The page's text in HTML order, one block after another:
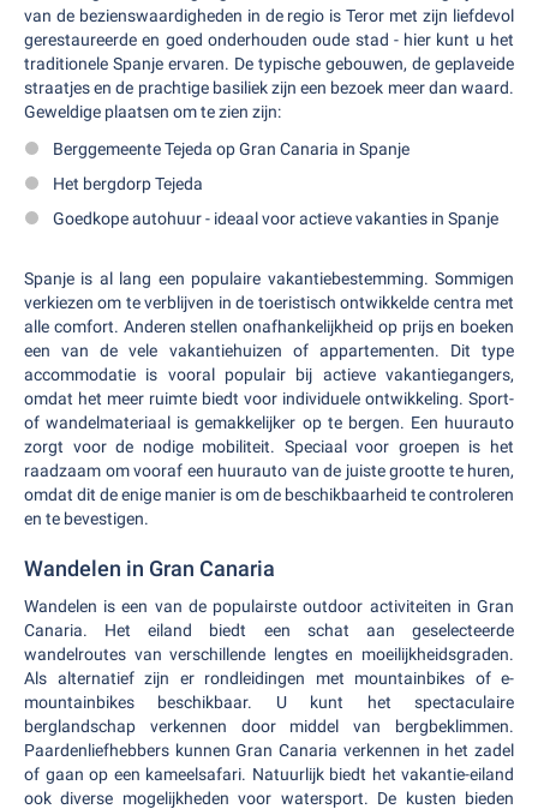
van de bezienswaardigheden in de regio is Teror met zijn liefdevol
gerestaureerde en goed onderhouden oude stad - hier kunt u het
traditionele Spanje ervaren. De typische gebouwen, de geplaveide
straatjes en de prachtige basiliek zijn een bezoek meer dan waard.
Geweldige plaatsen om te zien zijn:
Berggemeente Tejeda op Gran Canaria in Spanje
Het bergdorp Tejeda
Goedkope autohuur - ideaal voor actieve vakanties in Spanje
Spanje is al lang een populaire vakantiebestemming. Sommigen
verkiezen om te verblijven in de toeristisch ontwikkelde centra met
alle comfort. Anderen stellen onafhankelijkheid op prijs en boeken
een van de vele vakantiehuizen of appartementen. Dit type
accommodatie is vooral populair bij actieve vakantiegangers,
omdat het meer ruimte biedt voor individuele ontwikkeling. Sport-
of wandelmateriaal is gemakkelijker op te bergen. Een huurauto
zorgt voor de nodige mobiliteit. Speciaal voor groepen is het
raadzaam om vooraf een huurauto van de juiste grootte te huren,
omdat dit de enige manier is om de beschikbaarheid te controleren
en te bevestigen.
Wandelen in Gran Canaria
Wandelen is een van de populairste outdoor activiteiten in Gran
Canaria. Het eiland biedt een schat aan geselecteerde
wandelroutes van verschillende lengtes en moeilijkheidsgraden.
Als alternatief zijn er rondleidingen met mountainbikes of e-
mountainbikes beschikbaar. U kunt het spectaculaire
berglandschap verkennen door middel van bergbeklimmen.
Paardenliefhebbers kunnen Gran Canaria verkennen in het zadel
of gaan op een kameelsafari. Natuurlijk biedt het vakantie-eiland
ook diverse mogelijkheden voor watersport. De kusten bieden